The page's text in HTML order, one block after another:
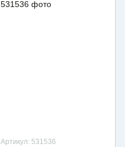
Артикул: 531536